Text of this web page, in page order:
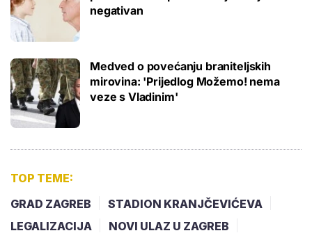
negativan
Medved o povećanju braniteljskih
mirovina: 'Prijedlog Možemo! nema
veze s Vladinim'
TOP TEME:
GRAD ZAGREB
STADION KRANJČEVIĆEVA
LEGALIZACIJA
NOVI ULAZ U ZAGREB